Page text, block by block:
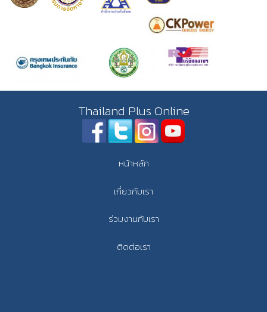
Thailand Plus Online
หน้าหลัก
เกี่ยวกับเรา
ร่วมงานกับเรา
ติดต่อเรา